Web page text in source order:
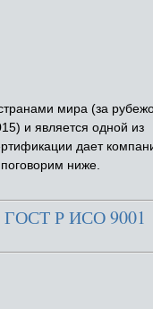
мира (за
и является одной из
дает
ниже.
ГОСТ Р ИСО 9001